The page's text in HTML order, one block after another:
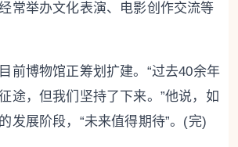
常举办文化表演、电影创作交流等
博物馆正筹划扩建。“过去40余年
途，但我们坚持了下来。”他说，如
发展阶段，“未来值得期待”。(完)